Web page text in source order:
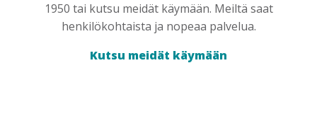
1950 tai kutsu meidät käymään. Meiltä saat
henkilökohtaista ja nopeaa palvelua.
Kutsu meidät käymään